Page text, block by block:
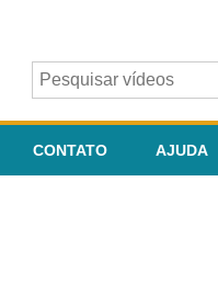
CONTATO AJUDA